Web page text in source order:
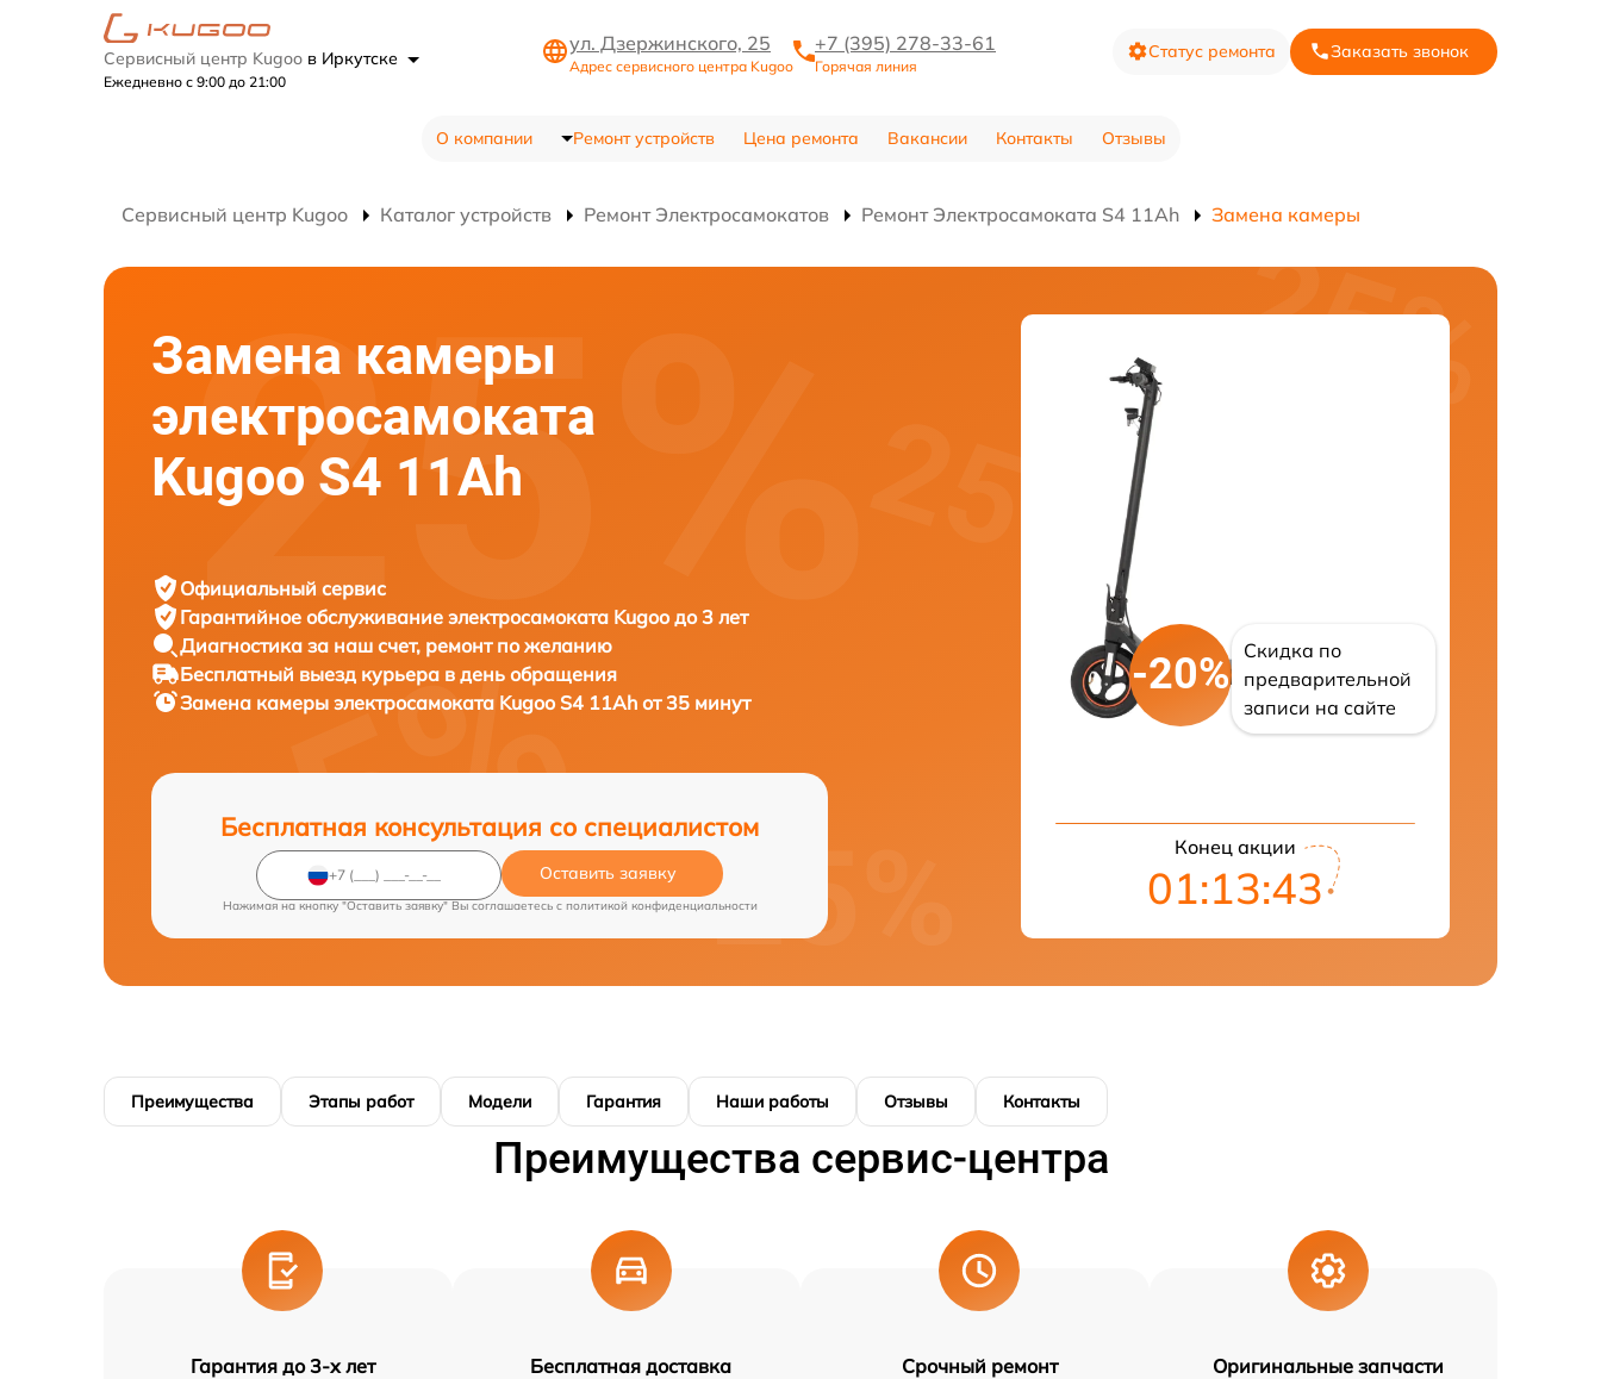
Сервисный центр Kugoo в Иркутске
Ежедневно с 9:00 до 21:00
ул. Дзержинского, 25
Адрес сервисного центра Kugoo
+7 (395) 278-33-61
Горячая линия
Статус ремонта Заказать звонок
О компании Ремонт устройств Цена ремонта Вакансии Контакты Отзывы
Сервисный центр Kugoo Каталог устройств Ремонт Электросамокатов Ремонт Электросамоката S4 11Ah Замена камеры
Замена камеры
электросамоката
Kugoo S4 11Ah
Официальный сервис
Гарантийное обслуживание электросамоката Kugoo до 3 лет
Диагностика за наш счет, ремонт по желанию
Бесплатный выезд курьера в день обращения
Замена камеры электросамоката Kugoo S4 11Ah от 35 минут
Бесплатная консультация со специалистом
Оставить заявку
Нажимая на кнопку "Оставить заявку" Вы соглашаетесь c политикой конфиденциальности
-20%
Скидка по
предварительной
записи на сайте
Конец акции
01:13:42
Преимущества Этапы работ Модели Гарантия Наши работы Отзывы Контакты
Преимущества сервис-центра
Гарантия до 3-х лет Бесплатная доставка Срочный ремонт Оригинальные запчасти